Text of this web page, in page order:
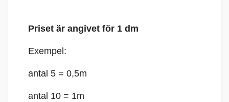
Priset är angivet för 1 dm
Exempel:
antal 5 = 0,5m
antal 10 = 1m